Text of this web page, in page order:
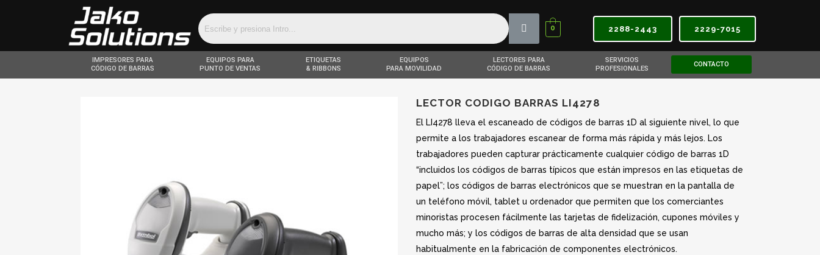
0 2288-2443 2229-7015
IMPRESORES PARA
CÓDIGO DE BARRAS
EQUIPOS PARA
PUNTO DE VENTAS
ETIQUETAS
& RIBBONS
EQUIPOS
PARA MOVILIDAD
LECTORES PARA
CÓDIGO DE BARRAS
SERVICIOS
PROFESIONALES
CONTACTO
LECTOR CODIGO BARRAS LI4278
El LI4278 lleva el escaneado de códigos de barras 1D al siguiente nivel, lo que
permite a los trabajadores escanear de forma más rápida y más lejos. Los
trabajadores pueden capturar prácticamente cualquier código de barras 1D
“incluidos los códigos de barras típicos que están impresos en las etiquetas de
papel”; los códigos de barras electrónicos que se muestran en la pantalla de
un teléfono móvil, tablet u ordenador que permiten que los comerciantes
minoristas procesen fácilmente las tarjetas de fidelización, cupones móviles y
mucho más; y los códigos de barras de alta densidad que se usan
habitualmente en la fabricación de componentes electrónicos.